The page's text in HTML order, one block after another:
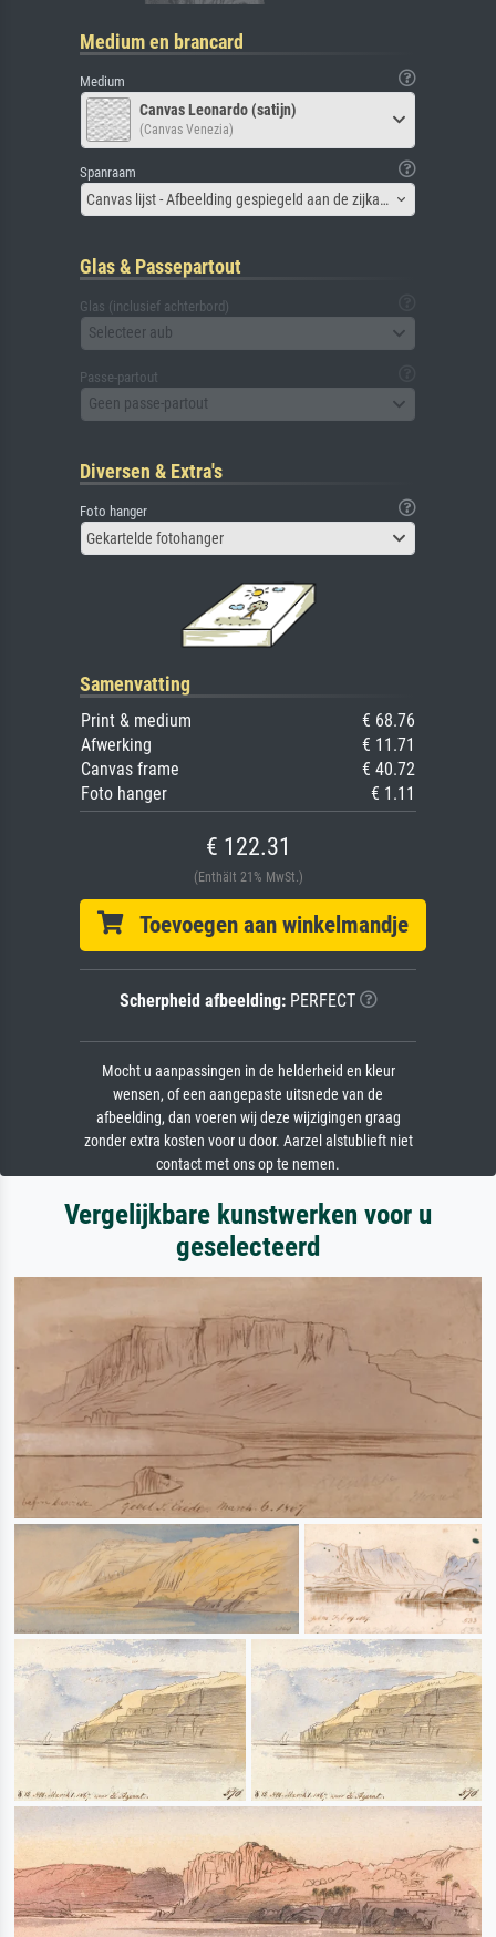
Medium en brancard
Medium
Canvas Leonardo (satijn)
(Canvas Venezia)
Spanraam
Canvas lijst - Afbeelding gespiegeld aan de zijkant
Glas & Passepartout
Glas (inclusief achterbord)
Selecteer aub
Passe-partout
Geen passe-partout
Diversen & Extra's
Foto hanger
Gekartelde fotohanger
Samenvatting
Print & medium
€ 68.76
Afwerking
€ 11.71
Canvas frame
€ 40.72
Foto hanger
€ 1.11
€ 122.31
(Enthält 21% MwSt.)
Toevoegen aan winkelmandje
Scherpheid afbeelding:PERFECT
Mocht u aanpassingen in de helderheid en kleur
wensen, of een aangepaste uitsnede van de
afbeelding, dan voeren wij deze wijzigingen graag
zonder extra kosten voor u door. Aarzel alstublieft niet
contact met ons op te nemen.
Vergelijkbare kunstwerken voor u
geselecteerd